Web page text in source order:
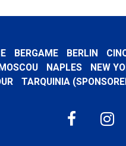
BERGAME BERLIN
MOSCOU NAPLES NEW
TARQUINIA